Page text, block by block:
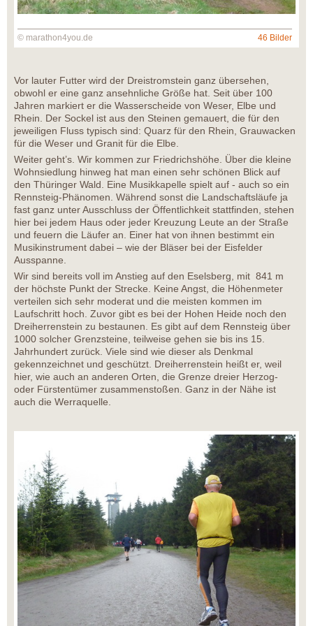
© marathon4you.de 46 Bilder
Vor lauter Futter wird der Dreistromstein ganz übersehen,
obwohl er eine ganz ansehnliche Größe hat. Seit über 100
Jahren markiert er die Wasserscheide von Weser, Elbe und
Rhein. Der Sockel ist aus den Steinen gemauert, die für den
jeweiligen Fluss typisch sind: Quarz für den Rhein, Grauwacken
für die Weser und Granit für die Elbe.
Weiter geht’s. Wir kommen zur Friedrichshöhe. Über die kleine
Wohnsiedlung hinweg hat man einen sehr schönen Blick auf
den Thüringer Wald. Eine Musikkapelle spielt auf - auch so ein
Rennsteig-Phänomen. Während sonst die Landschaftsläufe ja
fast ganz unter Ausschluss der Öffentlichkeit stattfinden, stehen
hier bei jedem Haus oder jeder Kreuzung Leute an der Straße
und feuern die Läufer an. Einer hat von ihnen bestimmt ein
Musikinstrument dabei – wie der Bläser bei der Eisfelder
Ausspanne.
Wir sind bereits voll im Anstieg auf den Eselsberg, mit 841 m
der höchste Punkt der Strecke. Keine Angst, die Höhenmeter
verteilen sich sehr moderat und die meisten kommen im
Laufschritt hoch. Zuvor gibt es bei der Hohen Heide noch den
Dreiherrenstein zu bestaunen. Es gibt auf dem Rennsteig über
1000 solcher Grenzsteine, teilweise gehen sie bis ins 15.
Jahrhundert zurück. Viele sind wie dieser als Denkmal
gekennzeichnet und geschützt. Dreiherrenstein heißt er, weil
hier, wie auch an anderen Orten, die Grenze dreier Herzog-
oder Fürstentümer zusammenstoßen. Ganz in der Nähe ist
auch die Werraquelle.